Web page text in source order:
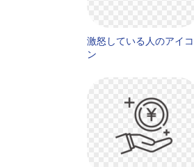
激怒している人のアイコ
ン